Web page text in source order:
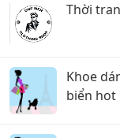
Thời
Khoe
biển hot